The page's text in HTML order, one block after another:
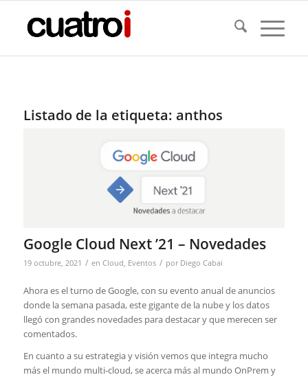
Listado de la etiqueta: anthos
Google Cloud Next ’21 – Novedades
19 octubre, 2021 / en Cloud Eventos / por Diego Cabai
Ahora es el turno de Google, con su evento anual de anuncios
donde la semana pasada, este gigante de la nube y los datos
llegó con grandes novedades para destacar y que merecen ser
comentados.
En cuanto a su estrategia y visión vemos que integra mucho
más el mundo multi-cloud, se acerca más al mundo OnPrem y